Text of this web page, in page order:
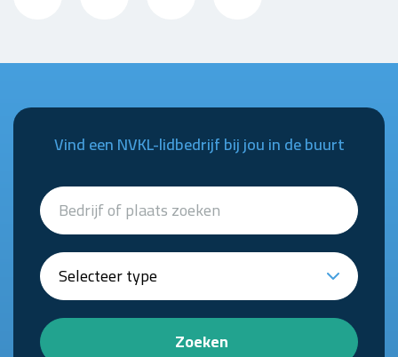
Vind een NVKL-lidbedrijf bij jou in de buurt
Zoeken